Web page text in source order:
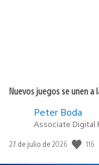
Nuevos juegos se unen
Peter Boda
Associate Digital
Fecha
27 de julio de 2026 116